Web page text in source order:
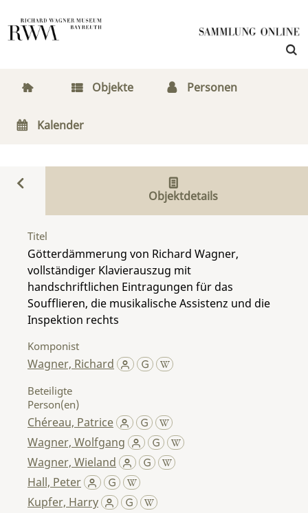
Objekte Personen
Kalender
Objektdetails
Titel
Götterdämmerung von Richard Wagner,
vollständiger Klavierauszug mit
handschriftlichen Eintragungen für das
Soufflieren, die musikalische Assistenz und die
Inspektion rechts
Komponist
Wagner, Richard
Beteiligte
Person(en)
Chéreau, Patrice
Wagner, Wolfgang
Wagner, Wieland
Hall, Peter
Kupfer, Harry